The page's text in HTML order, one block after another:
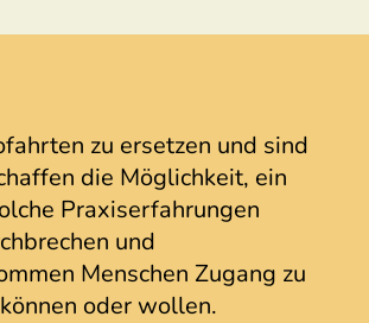
zu ersetzen und sind
die Möglichkeit, ein
Praxiserfahrungen
und
Menschen Zugang zu
oder wollen.